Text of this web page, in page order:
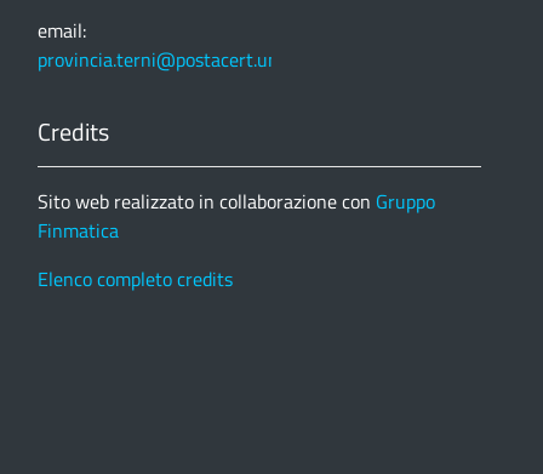
email:
provincia.terni@postacert.umbria.it
Credits
Sito web realizzato in collaborazione con Gruppo
Finmatica
Elenco completo credits